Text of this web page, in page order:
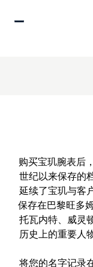
购买宝玑腕表后
世纪以来保存的
延续了宝玑与客
保存在巴黎旺多
托瓦内特、威灵
历史上的重要人
将您的名字记录